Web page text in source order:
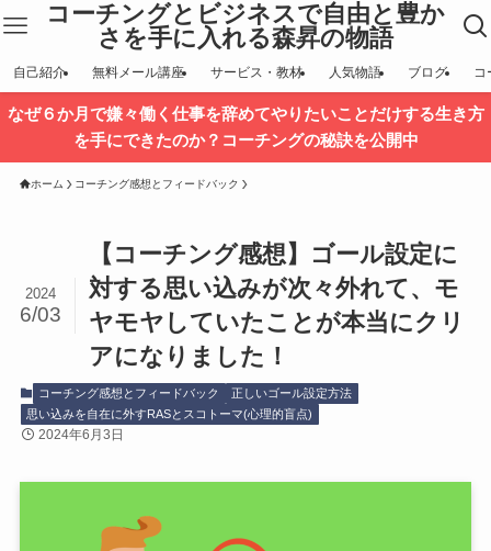
コーチングとビジネスで自由と豊か
さを手に入れる森昇の物語
自己紹介 無料メール講座 サービス・教材 人気物語 ブログ コ
なぜ６か月で嫌々働く仕事を辞めてやりたいことだけする生き方
を手にできたのか？コーチングの秘訣を公開中
ホーム コーチング感想とフィードバック
【コーチング感想】ゴール設定に
対する思い込みが次々外れて、モ
ヤモヤしていたことが本当にクリ
アになりました！
2024
6/03
コーチング感想とフィードバック
正しいゴール設定方法
思い込みを自在に外すRASとスコトーマ(心理的盲点)
2024年6月3日